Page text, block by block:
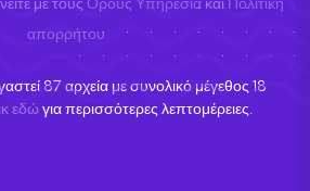
απορρήτου
87 αρχεία με συνολικό μέγεθος 18
εδώγια περισσότερες λεπτομέρειες.